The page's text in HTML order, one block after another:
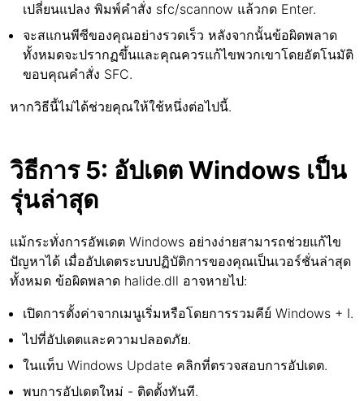
เปลี่ยนแปลง พิมพ์คำสั่ง sfc/scannow แล้วกด Enter.
จะสแกนพีซีของคุณอย่างรวดเร็ว หลังจากนั้นข้อผิดพลาด
ทั้งหมดจะปรากฏขึ้นและคุณควรแก้ไขพวกเขาโดยอัตโนมัติ
ขอบคุณคำสั่ง SFC.
หากวิธีนี้ไม่ได้ช่วยคุณให้ใช้หนึ่งต่อไปนี้.
วิธีการ 5: อัปเดต Windows เป็น
รุ่นล่าสุด
แม้กระทั่งการอัพเดต Windows อย่างง่ายสามารถช่วยแก้ไข
ปัญหาได้ เมื่ออัปเดตระบบปฏิบัติการของคุณเป็นเวอร์ชั่นล่าสุด
ทั้งหมด ข้อผิดพลาด halide.dll อาจหายไป:
เปิดการตั้งค่าจากเมนูเริ่มหรือโดยการรวมคีย์ Windows + I.
ไปที่อัปเดตและความปลอดภัย.
ในแท็บ Windows Update คลิกที่ตรวจสอบการอัปเดต.
พบการอัปเดตใหม่ - ติดตั้งทันที.